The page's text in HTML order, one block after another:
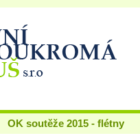
OK soutěže 2015 - flétny